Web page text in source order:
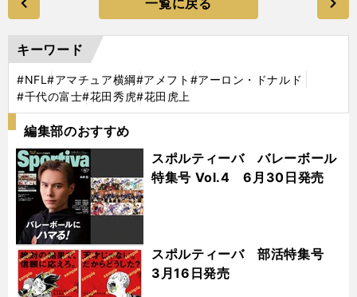
キーワード
#NFL#アマチュア横綱#アメフト #アーロン・ドナルド
#千代の富士#花田秀虎#花田虎上
編集部のおすすめ
スポルティーバ バレーボール
特集号 Vol.4 6月30日発売
スポルティーバ 部活特集号
3月16日発売